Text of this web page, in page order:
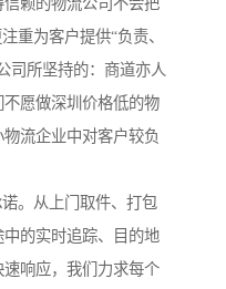
重为客户提供“负责、
司所坚持的：商道亦人
愿做深圳价格低的物
流企业中对客户较负
。从上门取件、打包
的实时追踪、目的地
响应，我们力求每个